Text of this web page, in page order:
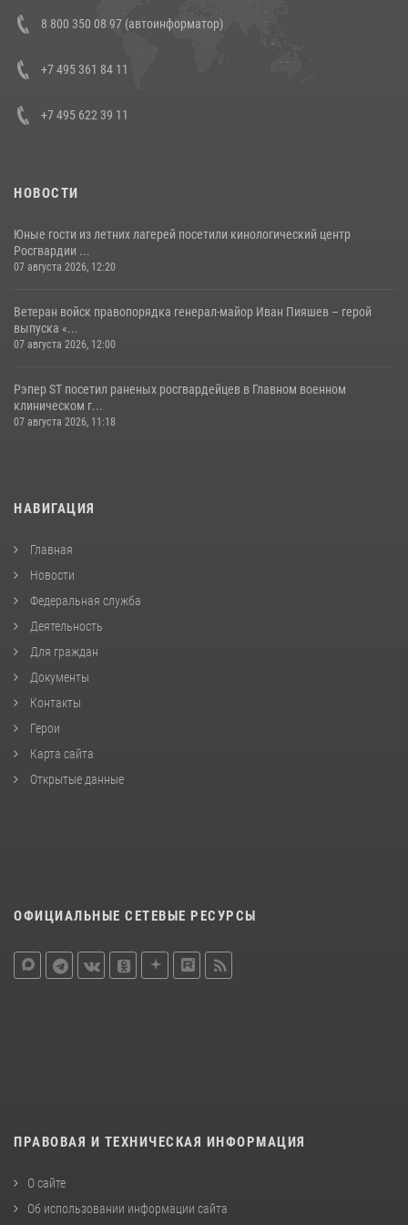
В Росгвардии прошла военно-научная конференция по обобщению
боевого опыта
8 800 350 08 97 (автоинформатор)
+7 495 361 84 11
+7 495 622 39 11
НОВОСТИ
Юные гости из летних лагерей посетили кинологический центр
Росгвардии ...
07 августа 2026, 12:20
Ветеран войск правопорядка генерал-майор Иван Пияшев – герой
выпуска «...
07 августа 2026, 12:00
Рэпер ST посетил раненых росгвардейцев в Главном военном
клиническом г...
07 августа 2026, 11:18
НАВИГАЦИЯ
Главная
Новости
Федеральная служба
Деятельность
Для граждан
Документы
Контакты
Герои
Карта сайта
Открытые данные
ОФИЦИАЛЬНЫЕ СЕТЕВЫЕ РЕСУРСЫ
ПРАВОВАЯ И ТЕХНИЧЕСКАЯ ИНФОРМАЦИЯ
О сайте
Об использовании информации сайта